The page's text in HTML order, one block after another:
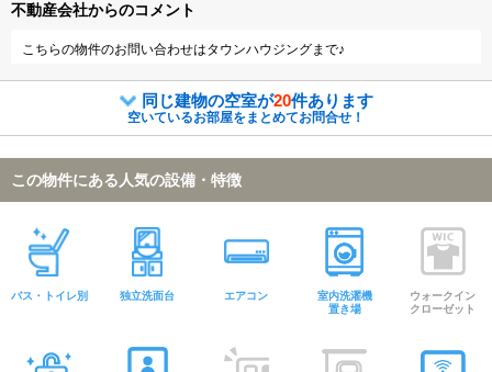
不動産会社からのコメント
こちらの物件のお問い合わせはタウンハウジングまで♪
同じ建物の空室が20件あります
空いているお部屋をまとめてお問合せ！
この物件にある人気の設備・特徴
バス・トイレ別 独立洗面台 エアコン
室内洗濯機
置き場
ウォークイン
クローゼット